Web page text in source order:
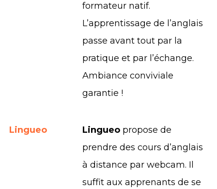
formateur natif.
L’apprentissage de l’anglais
passe avant tout par la
pratique et par l’échange.
Ambiance conviviale
garantie !
Lingueo Lingueo propose de
prendre des cours d’anglais
à distance par webcam. Il
suffit aux apprenants de se